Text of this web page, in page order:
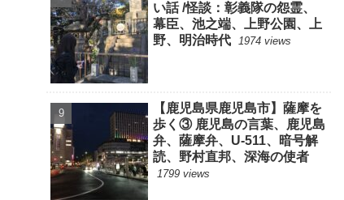
い話 /怪談：彰義隊の怨霊、
幕臣、池之端、上野公園、上
野、明治時代 1974 views
【鹿児島県鹿児島市】薩摩を
歩く③ 鹿児島の言葉、鹿児島
弁、薩摩弁、U-511、暗号解
読、野村直邦、深海の使者
1799 views